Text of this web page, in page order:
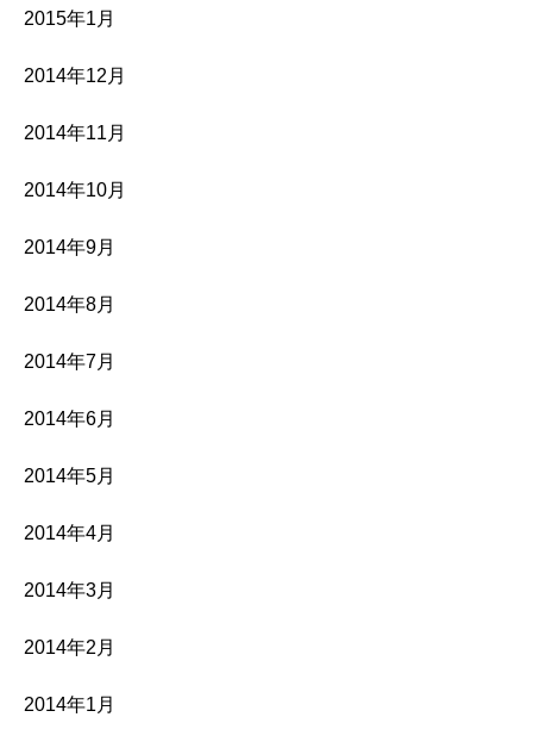
2015年1月
2014年12月
2014年11月
2014年10月
2014年9月
2014年8月
2014年7月
2014年6月
2014年5月
2014年4月
2014年3月
2014年2月
2014年1月